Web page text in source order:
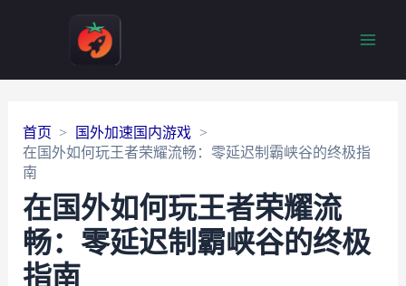
首页
国外加速国内游戏
在国外如何玩王者荣耀流畅：零延迟制霸峡谷的终极指
南
在国外如何玩王者荣耀流
畅：零延迟制霸峡谷的终极
指南